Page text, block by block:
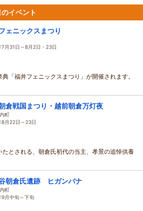
イベント
ェニックスまつり
7月31日～8月2日・23日
「福井フェニックスまつり」が開催されます。
倉戦国まつり・越前朝倉万灯夜
町
8月22日～23日
とされる、朝倉氏初代の当主、孝景の追悼供養
朝倉氏遺跡 ヒガンバナ
町
9月中旬～下旬